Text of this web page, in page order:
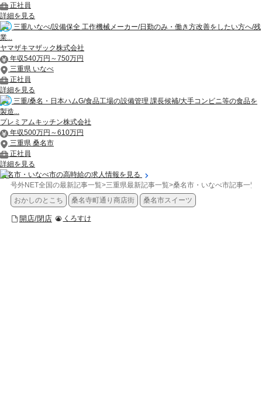
正社員
詳細を見る
三重/いなべ/設備保全 工作機械メーカー/日勤のみ・働き方改善をしたい方へ/残
業...
ヤマザキマザック株式会社
年収540万円～750万円
三重県 いなべ
正社員
詳細を見る
三重/桑名・日本ハムG/食品工場の設備管理 課長候補/大手コンビニ等の食品を
製造...
プレミアムキッチン株式会社
年収500万円～610万円
三重県 桑名市
正社員
詳細を見る
桑名市・いなべ市の高時給の求人情報を見る
号外NET全国の最新記事一覧>三重県最新記事一覧>桑名市・いなべ市記事一覧
おかしのとこち
桑名寺町通り商店街 桑名市スイーツ
開店/閉店 くろすけ